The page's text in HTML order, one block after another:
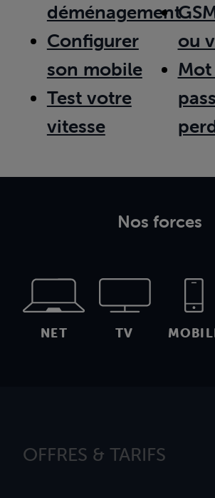
déménagement
Configurer
son mobile
Test votre
vitesse
ou
Nos forces
NET TV
OFFRES & TARIFS